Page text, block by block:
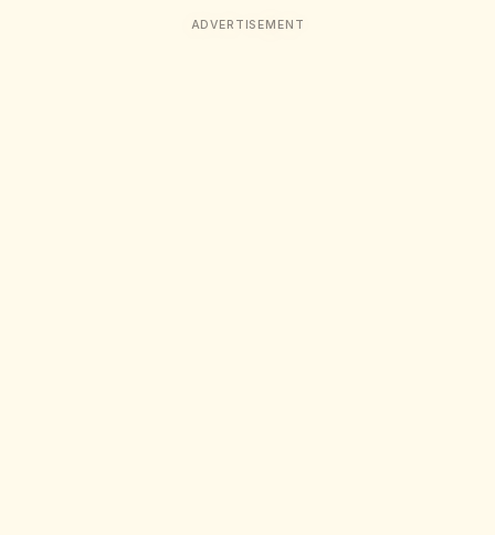
ADVERTISEMENT